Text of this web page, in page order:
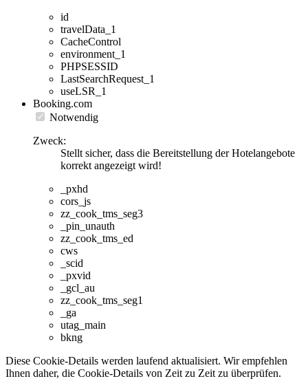
id
travelData_1
CacheControl
environment_1
PHPSESSID
LastSearchRequest_1
useLSR_1
Booking.com
Notwendig
Zweck:
Stellt sicher, dass die Bereitstellung der Hotelangebote
korrekt angezeigt wird!
_pxhd
cors_js
zz_cook_tms_seg3
_pin_unauth
zz_cook_tms_ed
cws
_scid
_pxvid
_gcl_au
zz_cook_tms_seg1
_ga
utag_main
bkng
Diese Cookie-Details werden laufend aktualisiert. Wir empfehlen
Ihnen daher, die Cookie-Details von Zeit zu Zeit zu überprüfen.